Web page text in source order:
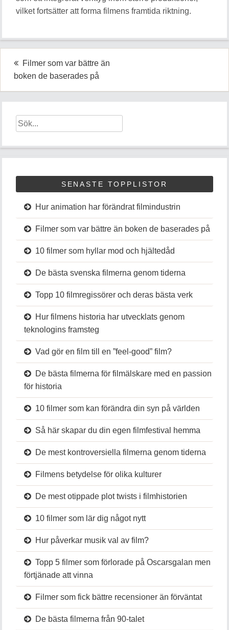
vilket fortsätter att forma filmens framtida riktning.
Inläggsnavigering
Filmer som var bättre än
boken de baserades på
SENASTE TOPPLISTOR
Hur animation har förändrat filmindustrin
Filmer som var bättre än boken de baserades på
10 filmer som hyllar mod och hjältedåd
De bästa svenska filmerna genom tiderna
Topp 10 filmregissörer och deras bästa verk
Hur filmens historia har utvecklats genom
teknologins framsteg
Vad gör en film till en ”feel-good” film?
De bästa filmerna för filmälskare med en passion
för historia
10 filmer som kan förändra din syn på världen
Så här skapar du din egen filmfestival hemma
De mest kontroversiella filmerna genom tiderna
Filmens betydelse för olika kulturer
De mest otippade plot twists i filmhistorien
10 filmer som lär dig något nytt
Hur påverkar musik val av film?
Topp 5 filmer som förlorade på Oscarsgalan men
förtjänade att vinna
Filmer som fick bättre recensioner än förväntat
De bästa filmerna från 90-talet